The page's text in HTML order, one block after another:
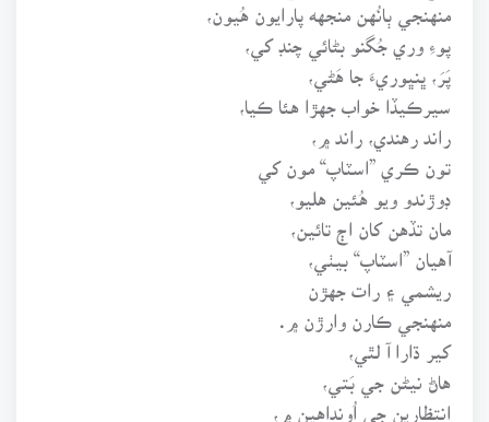
منهنجي ٻانُهن منجهه پارايون هُيون،
پوءِ وري جُگنو بڻائي چنڊ کي،
پَرَ، ڀنڀوريءَ جا هَڻي،
سيرڪيڏا خواب جهڙا هئا ڪيا،
راند رهندي، راند ۾،
تون ڪري ”اسٽاپ“ مون کي
ڊوڙندو ويو هُئين هليو،
مان تڏهن کان اڄ تائين،
آهيان ”اسٽاپ“ بيٺي،
ريشمي ۽ رات جهڙن
منهنجي ڪارن وارڙن ۾.
کير ڌارا آ لٿي،
هاڻ نيڻن جي بَتي،
انتظارين جي اُونداهين ۾،